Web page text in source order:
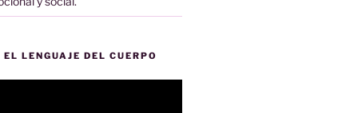
LENGUAJE DEL CUERPO